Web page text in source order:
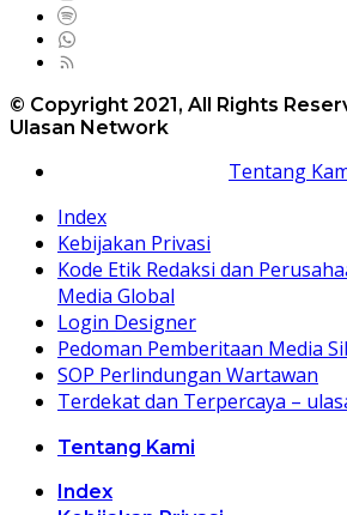
© Copyright 2021, All Rights
Ulasan Network
Tentang
Index
Kebijakan Privasi
Kode Etik Redaksi dan
Media Global
Login Designer
Pedoman Pemberitaan Media
SOP Perlindungan Wartawan
Terdekat dan Terpercaya –
Tentang Kami
Index